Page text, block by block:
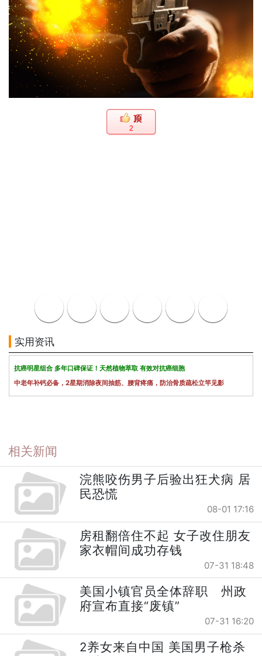
2
实用资讯
抗癌明星组合 多年口碑保证！天然植物萃取 有效对抗癌细胞
中老年补钙必备，2星期消除夜间抽筋、腰背疼痛，防治骨质疏松立竿见影
相关新闻
浣熊咬伤男子后验出狂犬病 居
民恐慌
08-01 17:16
房租翻倍住不起 女子改住朋友
家衣帽间成功存钱
07-31 18:48
美国小镇官员全体辞职 州政
府宣布直接“废镇”
07-31 16:20
2养女来自中国 美国男子枪杀